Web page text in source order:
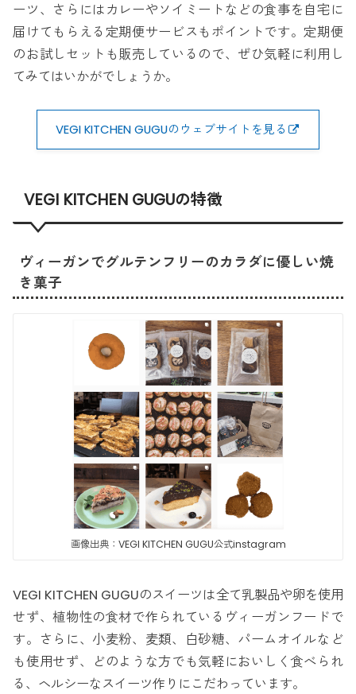
ーツ、さらにはカレーやソイミートなどの食事を自宅に
届けてもらえる定期便サービスもポイントです。定期便
のお試しセットも販売しているので、ぜひ気軽に利用し
てみてはいかがでしょうか。
VEGI KITCHEN GUGUのウェブサイトを見る
VEGI KITCHEN GUGUの特徴
ヴィーガンでグルテンフリーのカラダに優しい焼
き菓子
画像出典：VEGI KITCHEN GUGU公式instagram
VEGI KITCHEN GUGUのスイーツは全て乳製品や卵を使用
せず、植物性の食材で作られているヴィーガンフードで
す。さらに、小麦粉、麦類、白砂糖、パームオイルなど
も使用せず、どのような方でも気軽においしく食べられ
る、ヘルシーなスイーツ作りにこだわっています。